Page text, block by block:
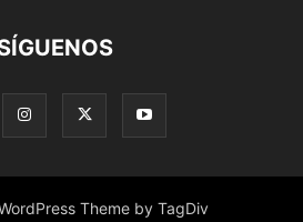
Theme by TagDiv